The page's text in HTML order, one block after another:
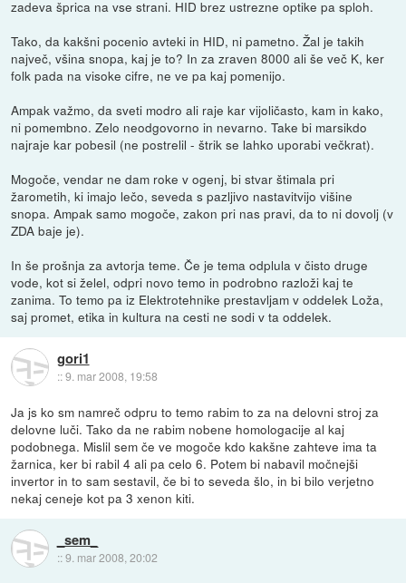
zadeva šprica na vse strani. HID brez ustrezne optike pa sploh.
Tako, da kakšni pocenio avteki in HID, ni pametno. Žal je takih
največ, všina snopa, kaj je to? In za zraven 8000 ali še več K, ker
folk pada na visoke cifre, ne ve pa kaj pomenijo.
Ampak važmo, da sveti modro ali raje kar vijoličasto, kam in kako,
ni pomembno. Zelo neodgovorno in nevarno. Take bi marsikdo
najraje kar pobesil (ne postrelil - štrik se lahko uporabi večkrat).
Mogoče, vendar ne dam roke v ogenj, bi stvar štimala pri
žarometih, ki imajo lečo, seveda s pazljivo nastavitvijo višine
snopa. Ampak samo mogoče, zakon pri nas pravi, da to ni dovolj (v
ZDA baje je).
In še prošnja za avtorja teme. Če je tema odplula v čisto druge
vode, kot si želel, odpri novo temo in podrobno razloži kaj te
zanima. To temo pa iz Elektrotehnike prestavljam v oddelek Loža,
saj promet, etika in kultura na cesti ne sodi v ta oddelek.
gori1
::9. mar 2008, 19:58
Ja js ko sm namreč odpru to temo rabim to za na delovni stroj za
delovne luči. Tako da ne rabim nobene homologacije al kaj
podobnega. Mislil sem če ve mogoče kdo kakšne zahteve ima ta
žarnica, ker bi rabil 4 ali pa celo 6. Potem bi nabavil močnejši
invertor in to sam sestavil, če bi to seveda šlo, in bi bilo verjetno
nekaj ceneje kot pa 3 xenon kiti.
_sem_
::9. mar 2008, 20:02